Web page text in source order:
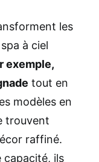
les
à ciel
exemple,
tout en
modèles en
trouvent
raffiné.
capacité, ils